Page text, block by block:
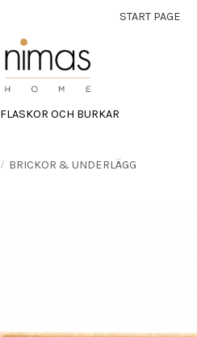
START PAGE
FLASKOR OCH BURKAR
BRICKOR & UNDERLÄGG